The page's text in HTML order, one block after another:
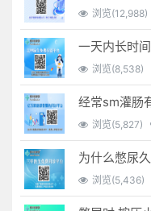
浏览(12,988)
浏览(8,538)
经常sm灌肠
浏览(5,827)
为什么憋尿
浏览(5,436)